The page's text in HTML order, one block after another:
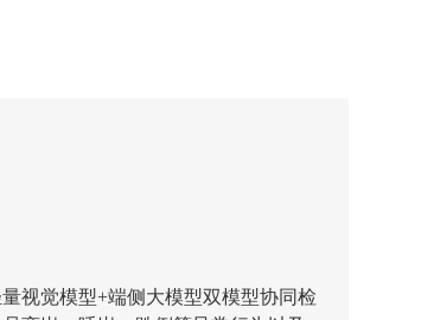
视觉模型+端侧大模型双模型协同检